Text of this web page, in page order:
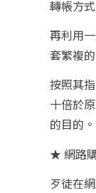
轉帳方式
再利用
套繁複
按照其
十倍於
的目的。
★ 網路
歹徒在